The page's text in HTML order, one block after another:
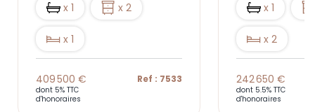
x 1 x 2
x 1
409 500 €
dont 5% TTC
d'honoraires
Ref : 7533
x 1
x 2
242 650 €
dont 5.5% TTC
d'honoraires